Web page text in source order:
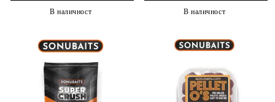
В наличност В наличност